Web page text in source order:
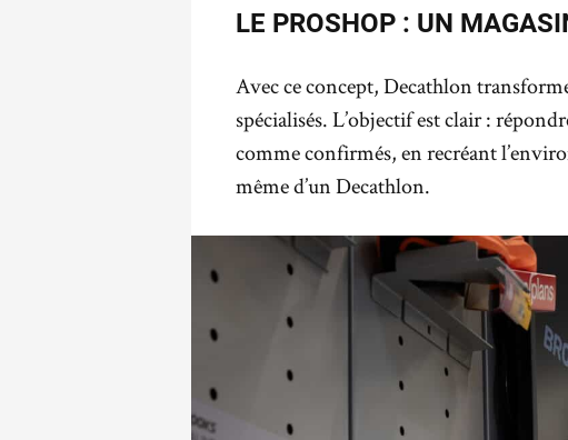
LE PROSHOP : UN
Avec ce concept, Decathlon
spécialisés. L’objectif est clair :
comme confirmés, en recréant
même d’un Decathlon.